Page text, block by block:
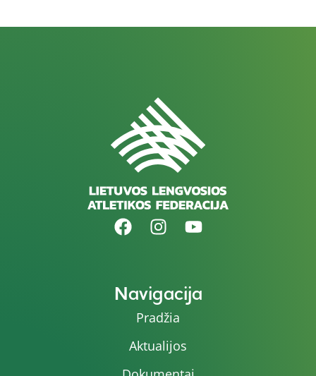
Navigacija
Pradžia
Aktualijos